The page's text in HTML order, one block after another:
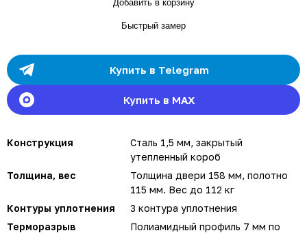
Добавить в корзину
Быстрый замер
Купить в Telegram
Купить в MAX
Конструкция
Сталь 1,5 мм, закрытый
утепленный короб
Толщина, вес
Толщина двери 158 мм, полотно
115 мм. Вес до 112 кг
Контуры уплотнения
3 контура уплотнения
Терморазрыв
Полиамидный профиль 7 мм по